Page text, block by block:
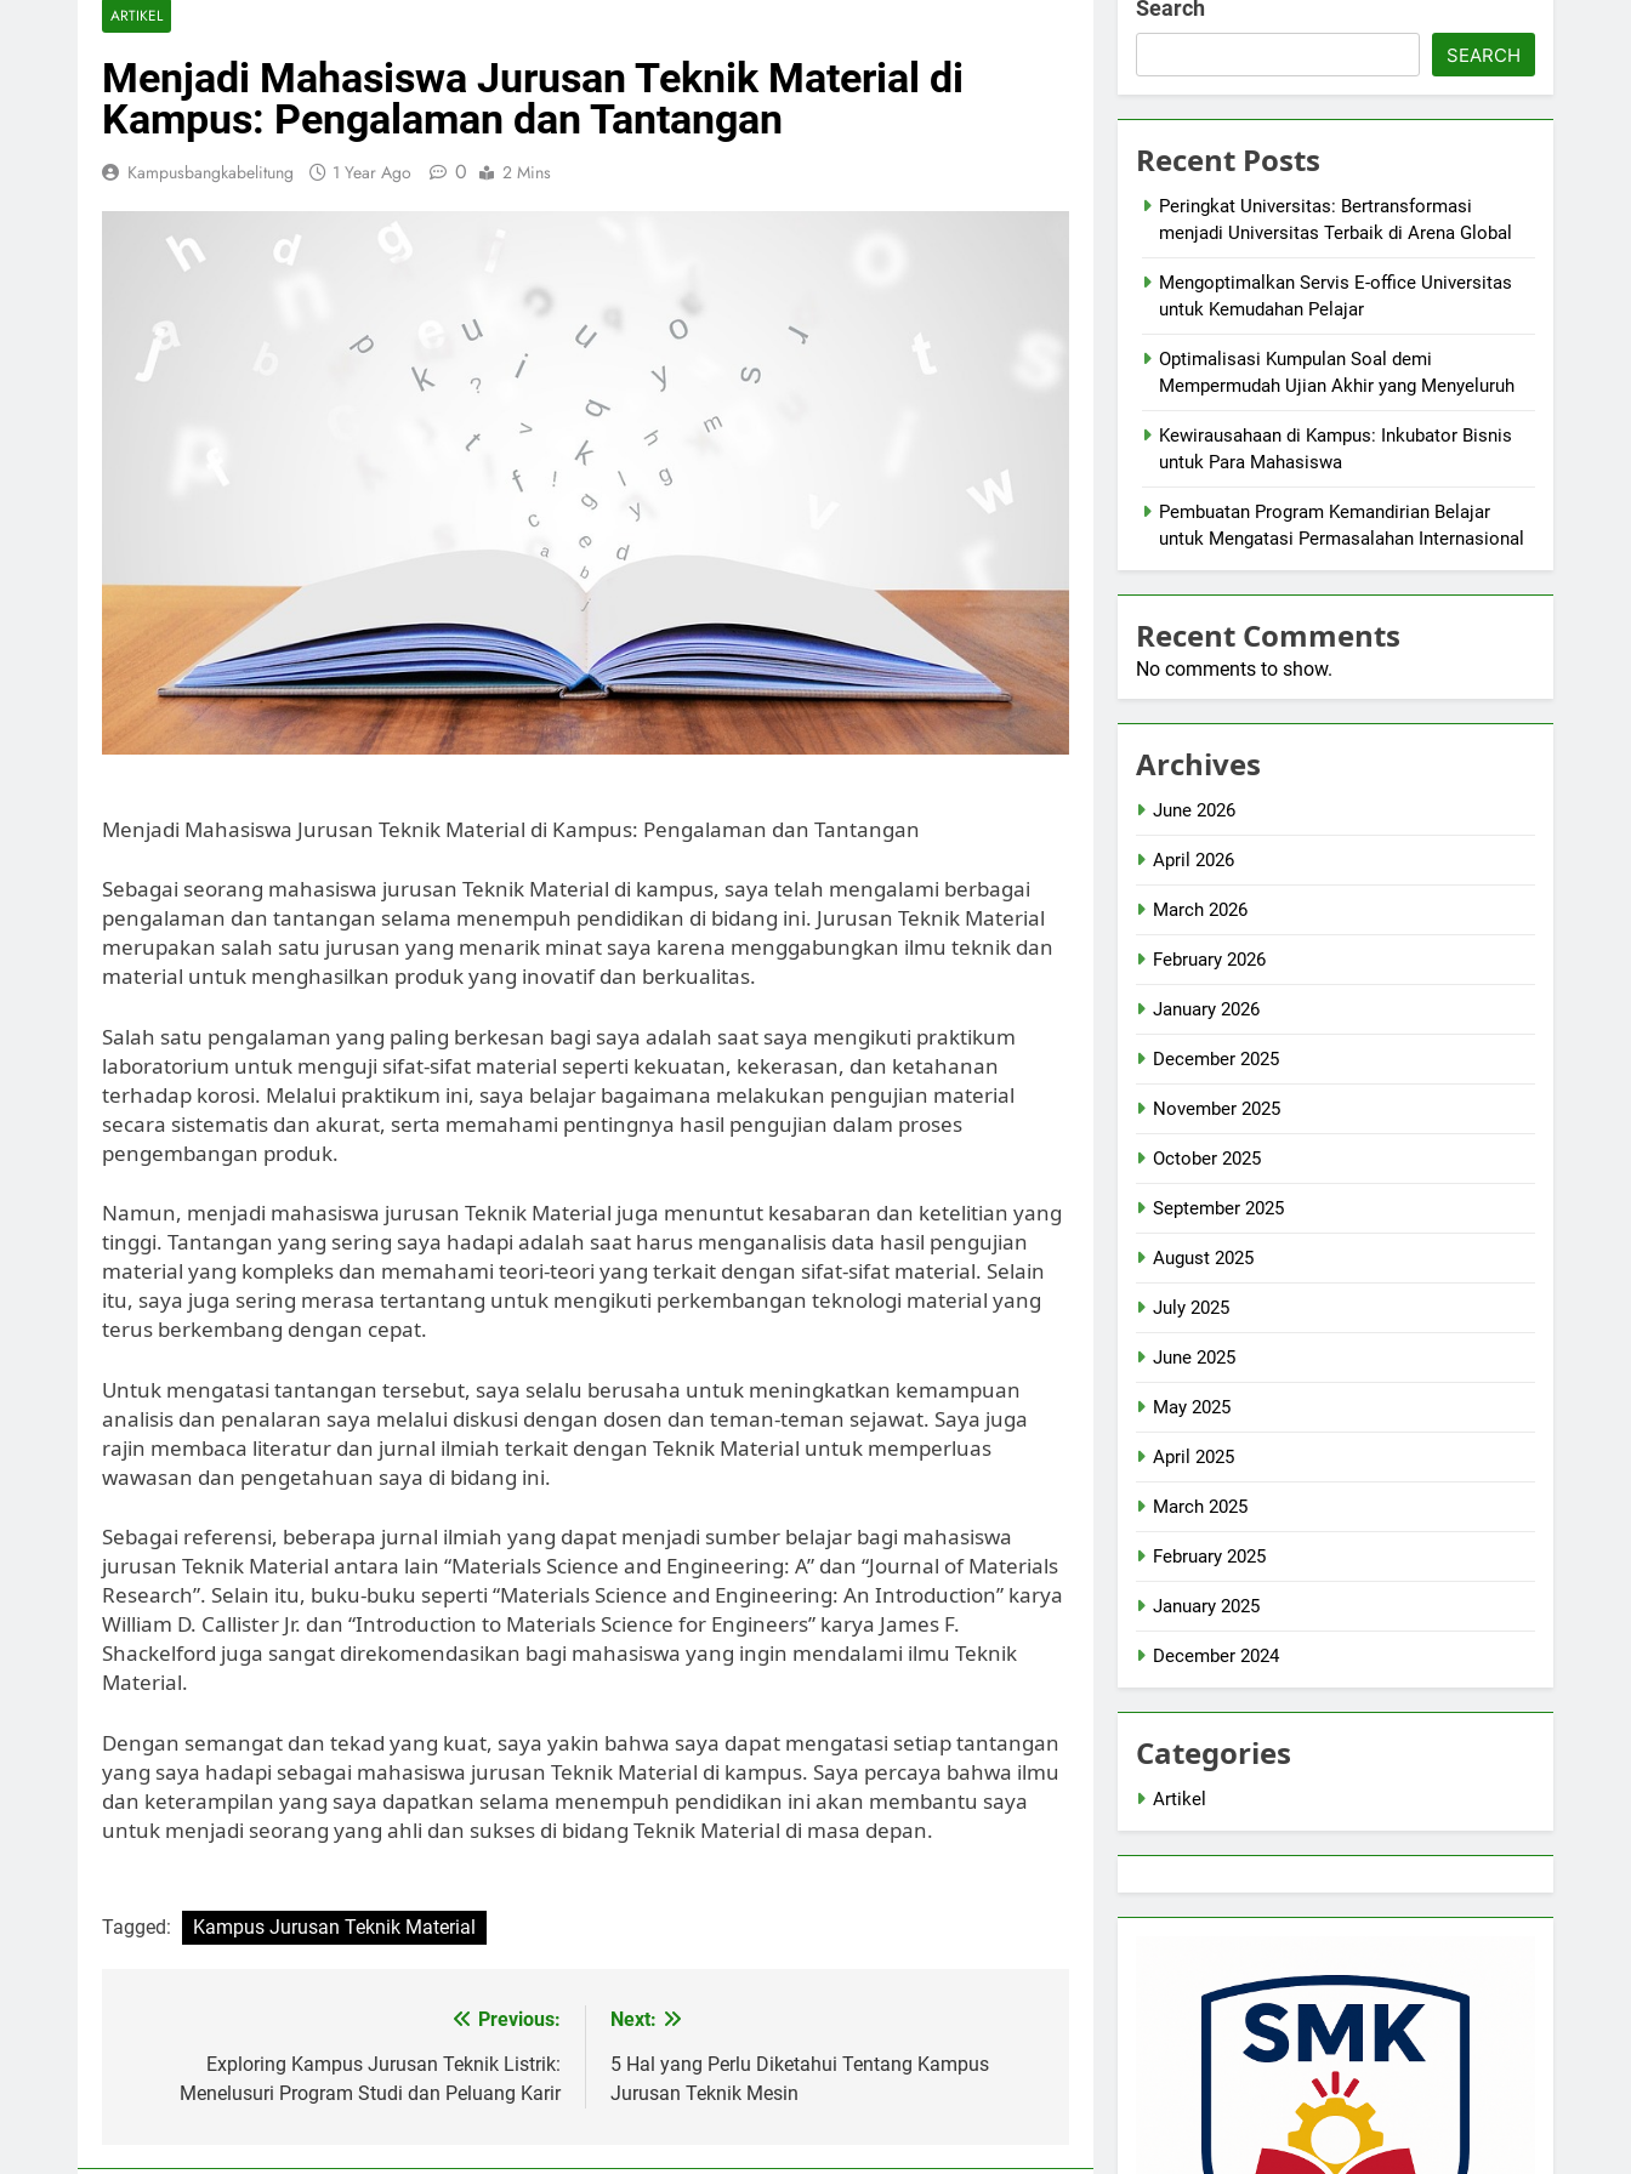
ARTIKEL
Menjadi Mahasiswa Jurusan Teknik Material di
Kampus: Pengalaman dan Tantangan
Kampusbangkabelitung 1 Year Ago 0 2 Mins
Menjadi Mahasiswa Jurusan Teknik Material di Kampus: Pengalaman dan Tantangan
Sebagai seorang mahasiswa jurusan Teknik Material di kampus, saya telah mengalami berbagai
pengalaman dan tantangan selama menempuh pendidikan di bidang ini. Jurusan Teknik Material
merupakan salah satu jurusan yang menarik minat saya karena menggabungkan ilmu teknik dan
material untuk menghasilkan produk yang inovatif dan berkualitas.
Salah satu pengalaman yang paling berkesan bagi saya adalah saat saya mengikuti praktikum
laboratorium untuk menguji sifat-sifat material seperti kekuatan, kekerasan, dan ketahanan
terhadap korosi. Melalui praktikum ini, saya belajar bagaimana melakukan pengujian material
secara sistematis dan akurat, serta memahami pentingnya hasil pengujian dalam proses
pengembangan produk.
Namun, menjadi mahasiswa jurusan Teknik Material juga menuntut kesabaran dan ketelitian yang
tinggi. Tantangan yang sering saya hadapi adalah saat harus menganalisis data hasil pengujian
material yang kompleks dan memahami teori-teori yang terkait dengan sifat-sifat material. Selain
itu, saya juga sering merasa tertantang untuk mengikuti perkembangan teknologi material yang
terus berkembang dengan cepat.
Untuk mengatasi tantangan tersebut, saya selalu berusaha untuk meningkatkan kemampuan
analisis dan penalaran saya melalui diskusi dengan dosen dan teman-teman sejawat. Saya juga
rajin membaca literatur dan jurnal ilmiah terkait dengan Teknik Material untuk memperluas
wawasan dan pengetahuan saya di bidang ini.
Sebagai referensi, beberapa jurnal ilmiah yang dapat menjadi sumber belajar bagi mahasiswa
jurusan Teknik Material antara lain “Materials Science and Engineering: A” dan “Journal of Materials
Research”. Selain itu, buku-buku seperti “Materials Science and Engineering: An Introduction” karya
William D. Callister Jr. dan “Introduction to Materials Science for Engineers” karya James F.
Shackelford juga sangat direkomendasikan bagi mahasiswa yang ingin mendalami ilmu Teknik
Material.
Dengan semangat dan tekad yang kuat, saya yakin bahwa saya dapat mengatasi setiap tantangan
yang saya hadapi sebagai mahasiswa jurusan Teknik Material di kampus. Saya percaya bahwa ilmu
dan keterampilan yang saya dapatkan selama menempuh pendidikan ini akan membantu saya
untuk menjadi seorang yang ahli dan sukses di bidang Teknik Material di masa depan.
Tagged: Kampus Jurusan Teknik Material
navigation
Previous:
Exploring Kampus Jurusan Teknik Listrik:
Menelusuri Program Studi dan Peluang Karir
Next:
5 Hal yang Perlu Diketahui Tentang Kampus
Jurusan Teknik Mesin
Search
SEARCH
Recent Posts
Peringkat Universitas: Bertransformasi
menjadi Universitas Terbaik di Arena Global
Mengoptimalkan Servis E-office Universitas
untuk Kemudahan Pelajar
Optimalisasi Kumpulan Soal demi
Mempermudah Ujian Akhir yang Menyeluruh
Kewirausahaan di Kampus: Inkubator Bisnis
untuk Para Mahasiswa
Pembuatan Program Kemandirian Belajar
untuk Mengatasi Permasalahan Internasional
Recent Comments
No comments to show.
Archives
June 2026
April 2026
March 2026
February 2026
January 2026
December 2025
November 2025
October 2025
September 2025
August 2025
July 2025
June 2025
May 2025
April 2025
March 2025
February 2025
January 2025
December 2024
Categories
Artikel